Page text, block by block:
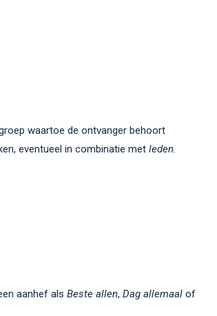
waartoe de ontvanger behoort
eventueel in combinatie met leden.
aanhef als Beste allen, Dag allemaal of